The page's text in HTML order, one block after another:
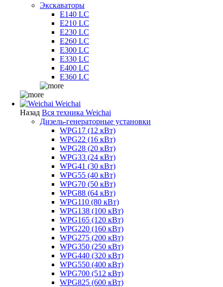
Экскаваторы
E140 LC
E210 LC
E230 LC
E260 LC
E300 LC
E330 LC
E400 LC
E360 LC
Weichai
Назад Вся техника Weichai
Дизель-генераторные установки
WPG17 (12 кВт)
WPG22 (16 кВт)
WPG28 (20 кВт)
WPG33 (24 кВт)
WPG41 (30 кВт)
WPG55 (40 кВт)
WPG70 (50 кВт)
WPG88 (64 кВт)
WPG110 (80 кВт)
WPG138 (100 кВт)
WPG165 (120 кВт)
WPG220 (160 кВт)
WPG275 (200 кВт)
WPG350 (250 кВт)
WPG440 (320 кВт)
WPG550 (400 кВт)
WPG700 (512 кВт)
WPG825 (600 кВт)